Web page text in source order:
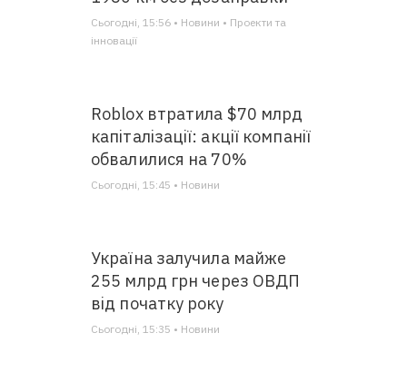
Сьогодні, 15:56 • Новини • Проекти та
інновації
Roblox втратила $70 млрд
капіталізації: акції компанії
обвалилися на 70%
Сьогодні, 15:45 • Новини
Україна залучила майже
255 млрд грн через ОВДП
від початку року
Сьогодні, 15:35 • Новини